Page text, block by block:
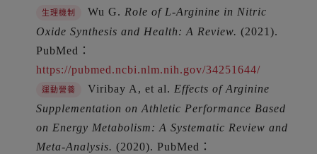
生理機制 Wu G. Role of L-Arginine in Nitric
Oxide Synthesis and Health: A Review. (2021).
PubMed：
https://pubmed.ncbi.nlm.nih.gov/34251644/
運動營養 Viribay A, et al. Effects of Arginine
Supplementation on Athletic Performance Based
on Energy Metabolism: A Systematic Review and
Meta-Analysis. (2020). PubMed：